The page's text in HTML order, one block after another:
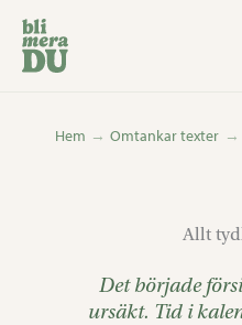
Hoppa
innehåll
Hem Omtankar texter
Allt
Det började
ursäkt. Tid i